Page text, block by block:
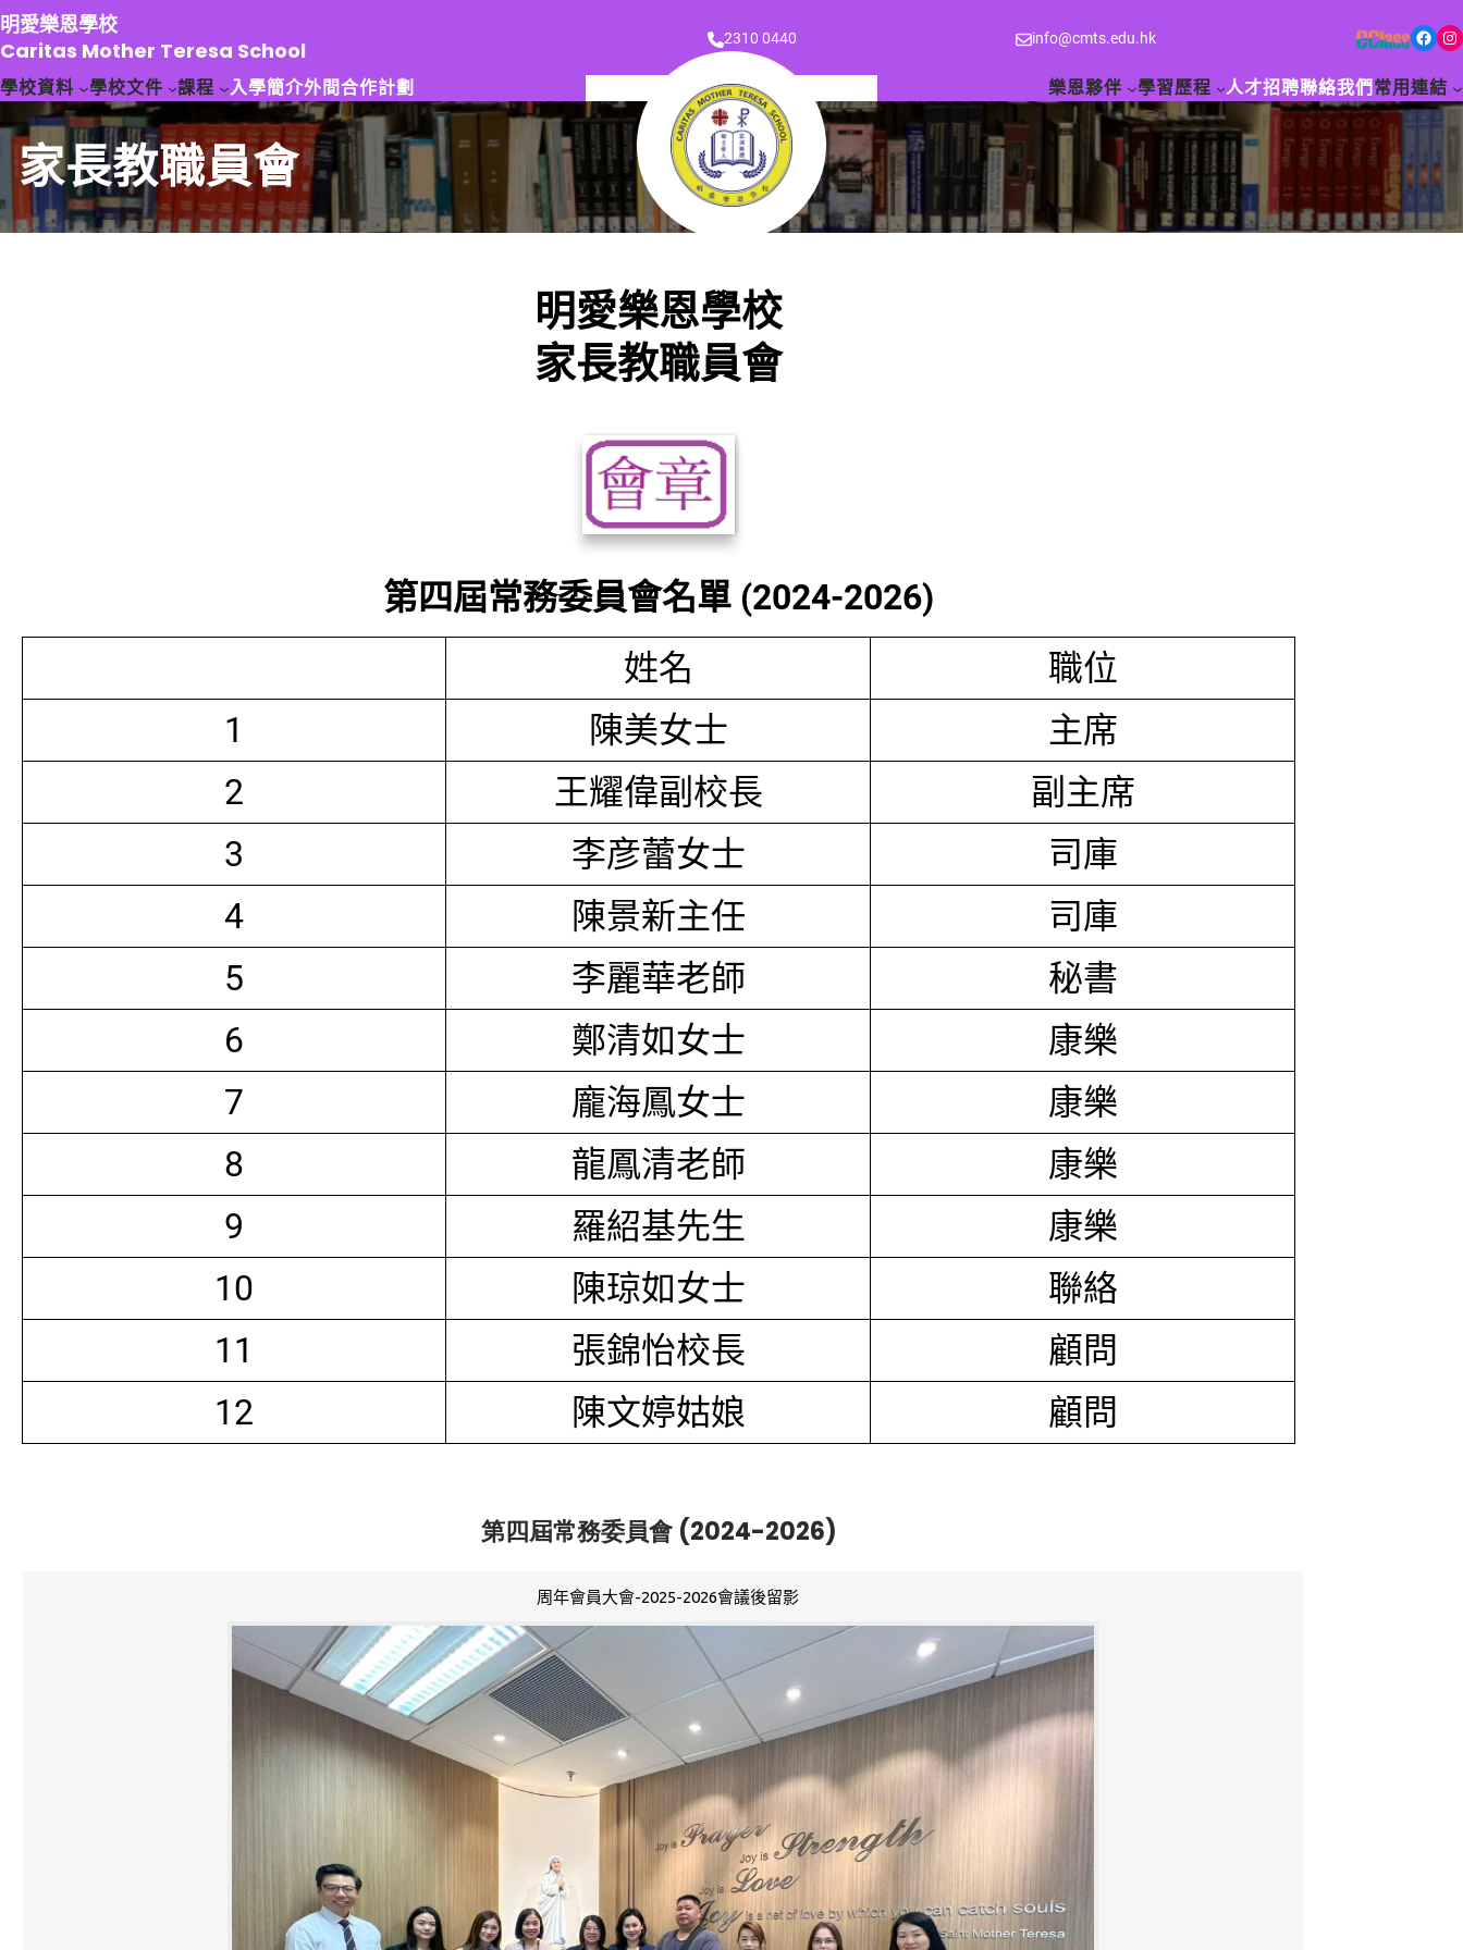
跳
至
主
要
容
明愛樂恩學校
Caritas Mother Teresa School
2310 0440 info@cmts.edu.hk Facebook Instagram
學校資料 學校文件 課程 入學簡介外間合作計劃 樂恩夥伴 學習歷程 人才招聘聯絡我們 常用連結
家長教職員會
明愛樂恩學校
家長教職員會
第四屆常務委員會名單 (2024-2026)
姓名
職位
1
陳美女士
主席
2
王耀偉副校長
副主席
3
李彦蕾女士
司庫
4
陳景新主任
司庫
5
李麗華老師
秘書
6
鄭清如女士
康樂
7
龐海鳳女士
康樂
8
龍鳳清老師
康樂
9
羅紹基先生
康樂
10
陳琼如女士
聯絡
11
張錦怡校長
顧問
12
陳文婷姑娘 顧問
第四屆常務委員會 (2024-2026)
周年會員大會-2025-2026會議後留影